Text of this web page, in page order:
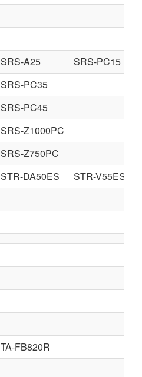
SRS-A25
SRS-PC15
SRS-PC35
SRS-PC45
SRS-Z1000PC
SRS-Z750PC
STR-DA50ES
STR-V55ES
TA-FB820R